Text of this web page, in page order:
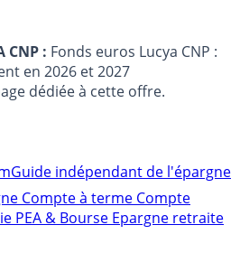
CNP : Fonds euros Lucya CNP :
en 2026 et 2027
dédiée à cette offre.
Guide indépendant de l'épargne
Compte à terme Compte
PEA & Bourse Epargne retraite